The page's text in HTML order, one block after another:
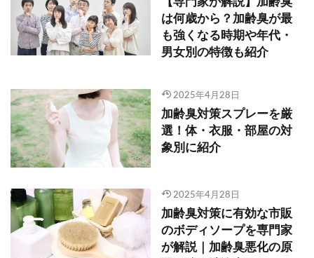
は何歳から？加齢臭が最
も強くなる時期や年代・
男女別の特徴も紹介
2025年4月28日
加齢臭対策スプレーを厳
選！体・衣服・部屋の対
象別に紹介
2025年4月28日
加齢臭対策に有効な市販
のボディソープを専門家
が解説｜加齢臭悪化の原